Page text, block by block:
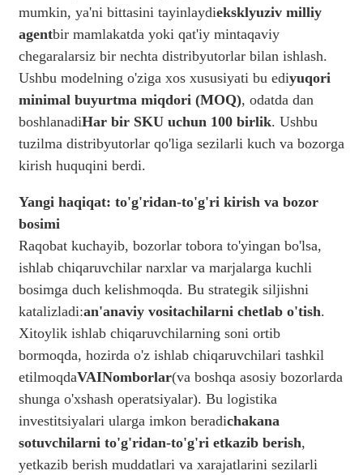
mumkin, ya'ni bittasini tayinlaydieksklyuziv milliy
agentbir mamlakatda yoki qat'iy mintaqaviy
chegaralarsiz bir nechta distribyutorlar bilan ishlash.
Ushbu modelning o'ziga xos xususiyati bu ediyuqori
minimal buyurtma miqdori (MOQ), odatda dan
boshlanadiHar bir SKU uchun 100 birlik. Ushbu
tuzilma distribyutorlar qo'liga sezilarli kuch va bozorga
kirish huquqini berdi.
Yangi haqiqat: to'g'ridan-to'g'ri kirish va bozor
bosimi
Raqobat kuchayib, bozorlar tobora to'yingan bo'lsa,
ishlab chiqaruvchilar narxlar va marjalarga kuchli
bosimga duch kelishmoqda. Bu strategik siljishni
katalizladi:an'anaviy vositachilarni chetlab o'tish.
Xitoylik ishlab chiqaruvchilarning soni ortib
bormoqda, hozirda o'z ishlab chiqaruvchilari tashkil
etilmoqdaVAINomborlar(va boshqa asosiy bozorlarda
shunga o'xshash operatsiyalar). Bu logistika
investitsiyalari ularga imkon beradichakana
sotuvchilarni to'g'ridan-to'g'ri etkazib berish,
yetkazib berish muddatlari va xarajatlarini sezilarli